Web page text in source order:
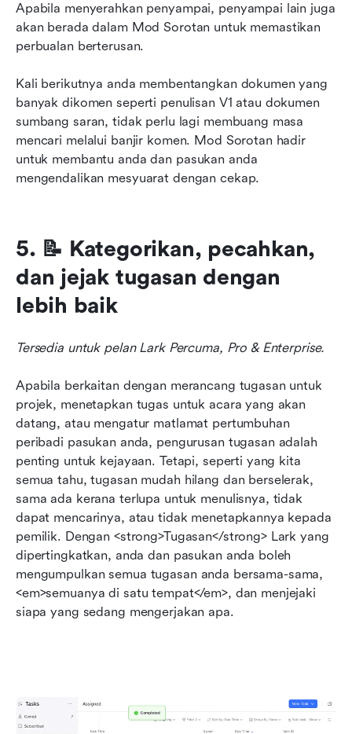
Apabila menyerahkan penyampai, penyampai lain juga
akan berada dalam Mod Sorotan untuk memastikan
perbualan berterusan.
Kali berikutnya anda membentangkan dokumen yang
banyak dikomen seperti penulisan V1 atau dokumen
sumbang saran, tidak perlu lagi membuang masa
mencari melalui banjir komen. Mod Sorotan hadir
untuk membantu anda dan pasukan anda
mengendalikan mesyuarat dengan cekap.
5. 📝 Kategorikan, pecahkan,
dan jejak tugasan dengan
lebih baik
Tersedia untuk pelan Lark Percuma, Pro & Enterprise.
Apabila berkaitan dengan merancang tugasan untuk
projek, menetapkan tugas untuk acara yang akan
datang, atau mengatur matlamat pertumbuhan
peribadi pasukan anda, pengurusan tugasan adalah
penting untuk kejayaan. Tetapi, seperti yang kita
semua tahu, tugasan mudah hilang dan berselerak,
sama ada kerana terlupa untuk menulisnya, tidak
dapat mencarinya, atau tidak menetapkannya kepada
pemilik. Dengan <strong>Tugasan</strong> Lark yang
dipertingkatkan, anda dan pasukan anda boleh
mengumpulkan semua tugasan anda bersama-sama,
<em>semuanya di satu tempat</em>, dan menjejaki
siapa yang sedang mengerjakan apa.